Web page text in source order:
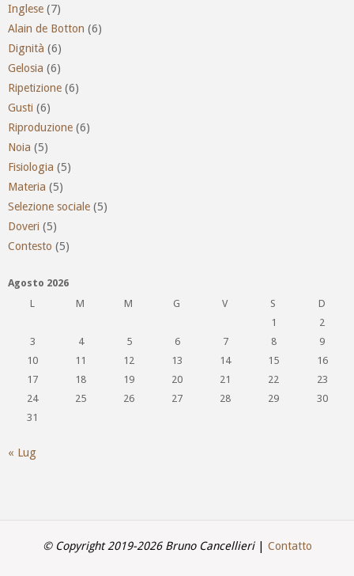
Inglese (7)
Alain de Botton (6)
Dignità (6)
Gelosia (6)
Ripetizione (6)
Gusti (6)
Riproduzione (6)
Noia (5)
Fisiologia (5)
Materia (5)
Selezione sociale (5)
Doveri (5)
Contesto (5)
Agosto 2026
L
M M G V S
D
1
2
3
4 5 6 7 8
9
10
11 12 13 14 15
16
17
18 19 20 21 22
23
24
25 26 27 28 29
30
31
« Lug
© Copyright 2019-2026 Bruno Cancellieri| Contatto